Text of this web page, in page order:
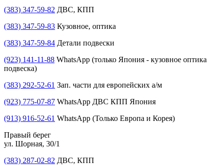
(383) 347-59-82 ДВС, КПП
(383) 347-59-83 Кузовное, оптика
(383) 347-59-84 Детали подвески
(923) 141-11-88 WhatsApp (только Япония - кузовное оптика
подвеска)
(383) 292-52-61 Зап. части для европейских а/м
(923) 775-07-87 WhatsApp ДВС КПП Япония
(913) 916-52-61 WhatsApp (Только Европа и Корея)
Правый берег
ул. Шорная, 30/1
(383) 287-02-82 ДВС, КПП